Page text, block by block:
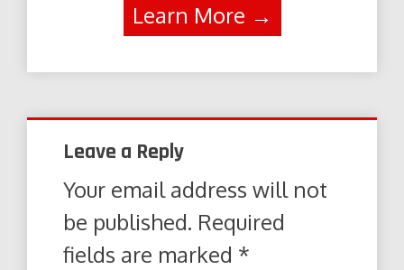
Learn More →
Leave a Reply
Your email address will not
be published. Required
fields are marked *